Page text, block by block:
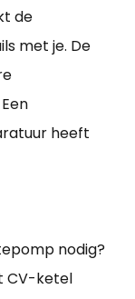
de
met je. De
heeft
nodig?
CV-ketel